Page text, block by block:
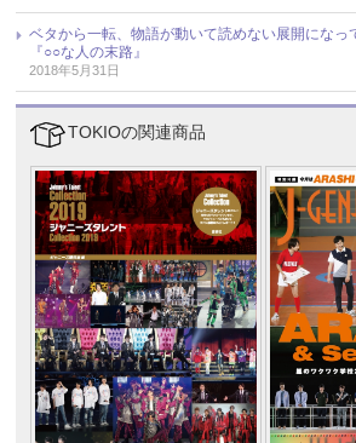
ベタから一転、物語が動いて読めない展開になっ
『○○な人の末路』
2018年5月31日
TOKIOの関連商品